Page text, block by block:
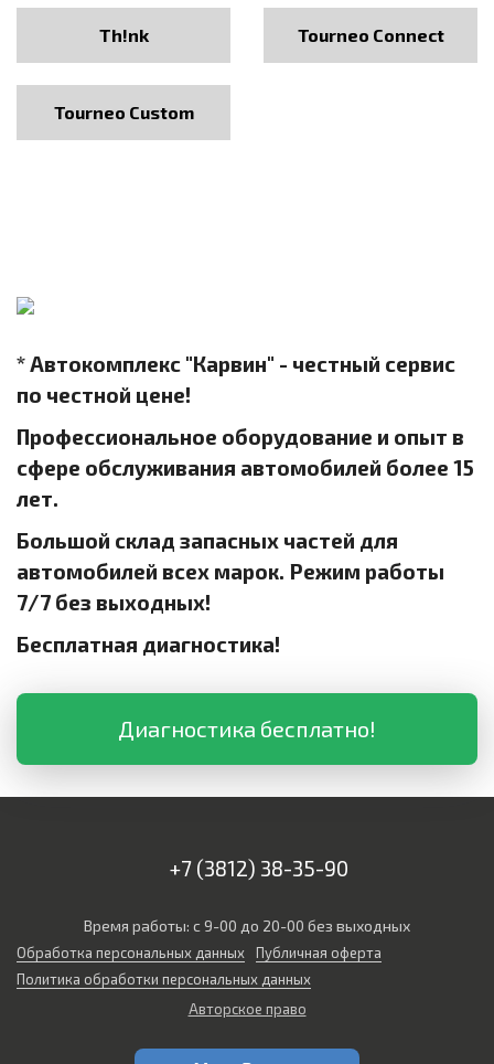
Th!nk Tourneo Connect
Tourneo Custom
* Автокомплекс "Карвин" - честный сервис
по честной цене!
Профессиональное оборудование и опыт в
сфере обслуживания автомобилей более 15
лет.
Большой склад запасных частей для
автомобилей всех марок. Режим работы
7/7 без выходных!
Бесплатная диагностика!
Диагностика бесплатно!
+7 (3812) 38-35-90
Время работы: с 9-00 до 20-00 без выходных
Обработка персональных данных
Публичная оферта
Политика обработки персональных данных
Авторское право